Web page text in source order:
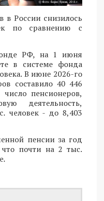
в России снизилось
по сравнению с
РФ, на 1 июня
в системе фонда
В июне 2026-го
составило 40 446
пенсионеров,
деятельность,
человек - до 8,403
пенсии за год
почти на 2 тыс.